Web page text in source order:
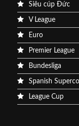
Siêu cúp Đức
V League
Euro
Premier League
Bundesliga
Spanish
League Cup